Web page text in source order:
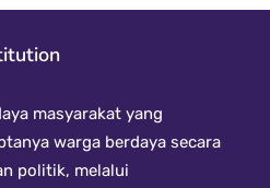
masyarakat yang
warga berdaya secara
politik, melalui